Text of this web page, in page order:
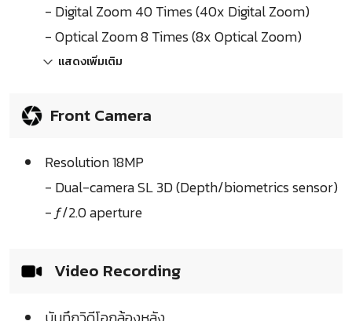
- Digital Zoom 40 Times (40x Digital Zoom)
- Optical Zoom 8 Times (8x Optical Zoom)
แสดงเพิ่มเติม
Front Camera
Resolution 18MP
- Dual-camera SL 3D (Depth/biometrics sensor)
- ƒ/2.0 aperture
Video Recording